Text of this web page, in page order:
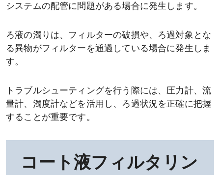
システムの配管に問題がある場合に発生します。
ろ液の濁りは、フィルターの破損や、ろ過対象とな
る異物がフィルターを通過している場合に発生しま
す。
トラブルシューティングを行う際には、圧力計、流
量計、濁度計などを活用し、ろ過状況を正確に把握
することが重要です。
コート液フィルタリン